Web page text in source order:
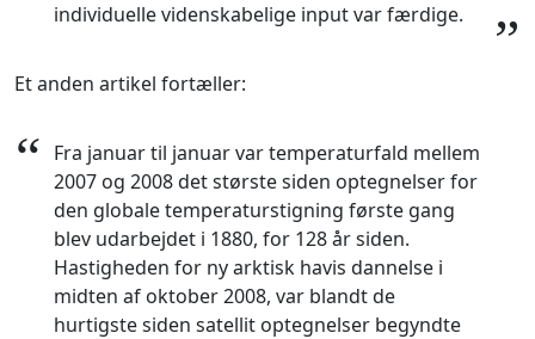
individuelle videnskabelige input var færdige.
”
Et anden artikel fortæller:
“ Fra januar til januar var temperaturfald mellem
2007 og 2008 det største siden optegnelser for
den globale temperaturstigning første gang
blev udarbejdet i 1880, for 128 år siden.
Hastigheden for ny arktisk havis dannelse i
midten af oktober 2008, var blandt de
hurtigste siden satellit optegnelser begyndte